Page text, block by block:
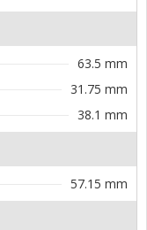
63.5 mm
31.75 mm
38.1 mm
57.15 mm